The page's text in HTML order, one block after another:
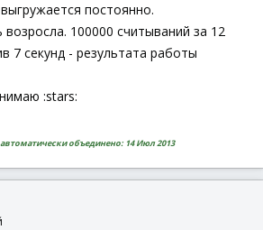
постоянно.
возросла. 100000 считываний за 12
7 секунд - результата работы
:stars:
объединено: 14 Июл 2013